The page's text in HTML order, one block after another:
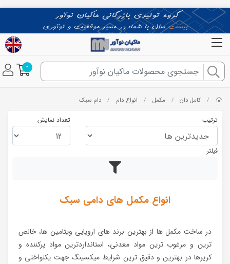
0
/ کامل دان / مکمل / انواع دام / دام سبک
ترتیب تعداد نمایش
فیلتر
انواع مکمل های دامی سبک
در ساخت مکمل ها از بهترین برند های اروپایی ویتامین ها، خالص
ترین و مرغوب ترین مواد معدنی، استانداردترین مواد پرکننده و
کریرها در بهترین و دقیق ترین شرایط میکسینگ جهت یکنواختی و